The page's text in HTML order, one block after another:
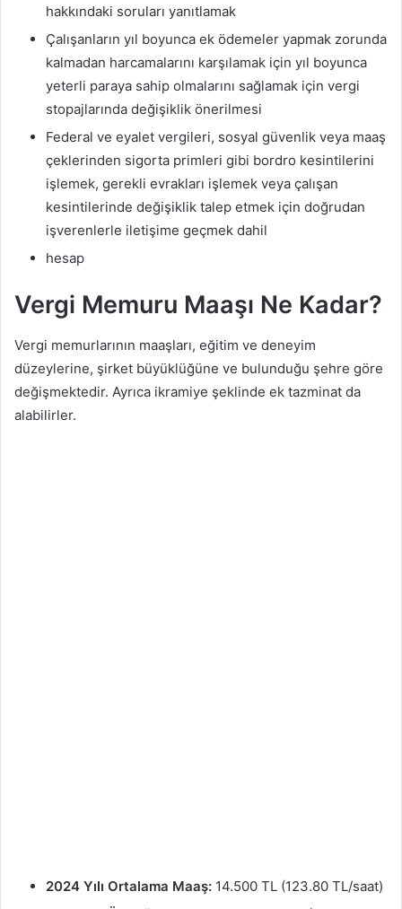
hakkındaki soruları yanıtlamak
Çalışanların yıl boyunca ek ödemeler yapmak zorunda
kalmadan harcamalarını karşılamak için yıl boyunca
yeterli paraya sahip olmalarını sağlamak için vergi
stopajlarında değişiklik önerilmesi
Federal ve eyalet vergileri, sosyal güvenlik veya maaş
çeklerinden sigorta primleri gibi bordro kesintilerini
işlemek, gerekli evrakları işlemek veya çalışan
kesintilerinde değişiklik talep etmek için doğrudan
işverenlerle iletişime geçmek dahil
hesap
Vergi Memuru Maaşı Ne Kadar?
Vergi memurlarının maaşları, eğitim ve deneyim
düzeylerine, şirket büyüklüğüne ve bulunduğu şehre göre
değişmektedir. Ayrıca ikramiye şeklinde ek tazminat da
alabilirler.
2024 Yılı Ortalama Maaş: 14.500 TL (123.80 TL/saat)